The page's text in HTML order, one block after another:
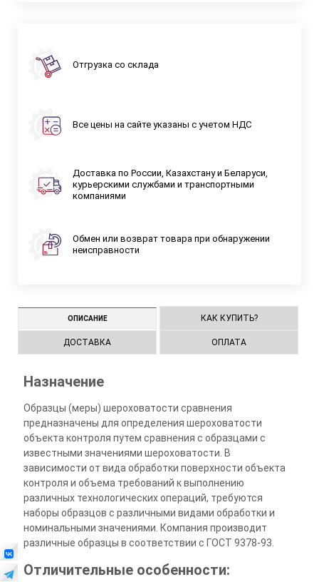
Отгрузка со склада
Все цены на сайте указаны с учетом НДС
Доставка по России, Казахстану и Беларуси,
курьерскими службами и транспортными
компаниями
Обмен или возврат товара при обнаружении
неисправности
ОПИСАНИЕ КАК КУПИТЬ?
ДОСТАВКА ОПЛАТА
Назначение
Образцы (меры) шероховатости сравнения
предназначены для определения шероховатости
объекта контроля путем сравнения с образцами с
известными значениями шероховатости. В
зависимости от вида обработки поверхности объекта
контроля и объема требований к выполнению
различных технологических операций, требуются
наборы образцов с различными видами обработки и
номинальными значениями. Компания производит
различные образцы в соответствии с ГОСТ 9378-93.
Отличительные особенности: